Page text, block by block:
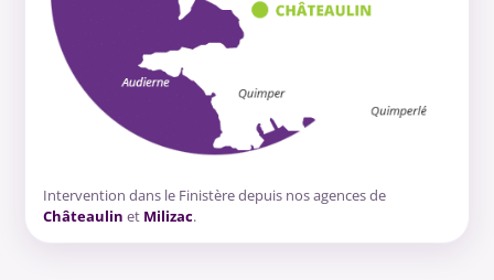
Intervention dans le Finistère depuis nos agences de
Châteaulin et Milizac.